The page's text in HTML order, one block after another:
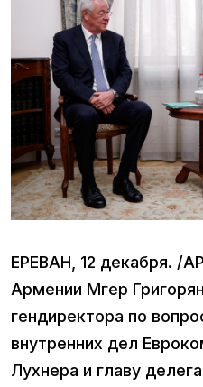
ЕРЕВАН, 12 декабря. /
Армении Мгер
гендиректора по
внутренних дел
Лухнера и главу